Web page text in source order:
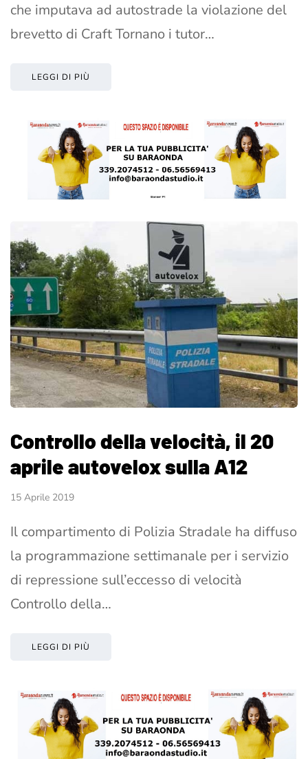
che imputava ad autostrade la violazione del
brevetto di Craft Tornano i tutor…
LEGGI DI PIÙ
Controllo della velocità, il 20
aprile autovelox sulla A12
15 Aprile 2019
Il compartimento di Polizia Stradale ha diffuso
la programmazione settimanale per i servizio
di repressione sull’eccesso di velocità
Controllo della…
LEGGI DI PIÙ